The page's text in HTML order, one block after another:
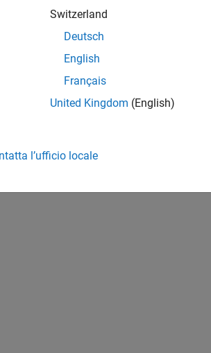
Switzerland
Deutsch
English
Français
United Kingdom (English)
l’ufficio locale